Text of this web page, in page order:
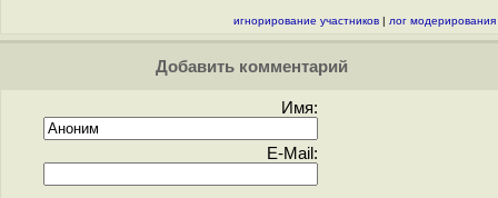
игнорирование участников | лог модерирования
Добавить комментарий
Имя:
E-Mail: